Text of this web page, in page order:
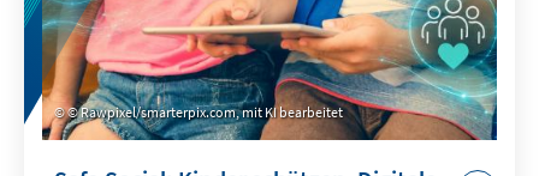
© Rawpixel/smarterpix.com, mit KI bearbeitet